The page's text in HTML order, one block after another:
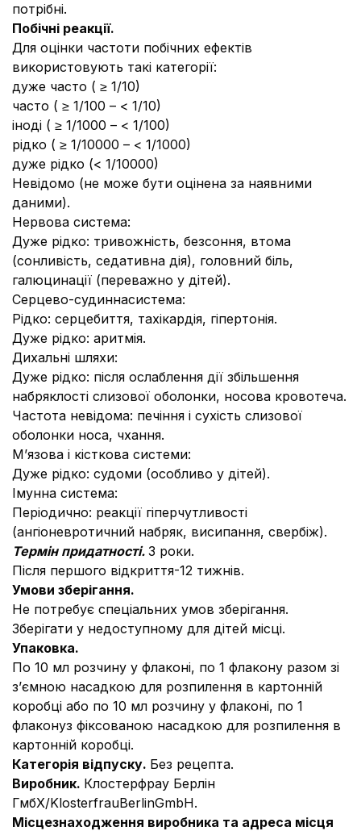
потрібні.
Побічні реакції.
Для оцінки частоти побічних ефектів
використовують такі категорії:
дуже часто ( ≥ 1/10)
часто ( ≥ 1/100 – < 1/10)
іноді ( ≥ 1/1000 – < 1/100)
рідко ( ≥ 1/10000 – < 1/1000)
дуже рідко (< 1/10000)
Невідомо (не може бути оцінена за наявними
даними).
Нервова система:
Дуже рідко: тривожність, безсоння, втома
(сонливість, седативна дія), головний біль,
галюцинації (переважно у дітей).
Серцево-судиннасистема:
Рідко: серцебиття, тахікардія, гіпертонія.
Дуже рідко: аритмія.
Дихальні шляхи:
Дуже рідко: після ослаблення дії збільшення
набряклості слизової оболонки, носова кровотеча.
Частота невідома: печіння і сухість слизової
оболонки носа, чхання.
М’язова і кісткова системи:
Дуже рідко: судоми (особливо у дітей).
Імунна система:
Періодично: реакції гіперчутливості
(ангіоневротичний набряк, висипання, свербіж).
Термін придатності. 3 роки.
Після першого відкриття-12 тижнів.
Умови зберігання.
Не потребує спеціальних умов зберігання.
Зберігати у недоступному для дітей місці.
Упаковка.
По 10 мл розчину у флаконі, по 1 флакону разом зі
з’ємною насадкою для розпилення в картонній
коробці або по 10 мл розчину у флаконі, по 1
флаконуз фіксованою насадкою для розпилення в
картонній коробці.
Категорія відпуску. Без рецепта.
Виробник. Клостерфрау Берлін
ГмбХ/KlosterfrauBerlinGmbH.
Місцезнаходження виробника та адреса місця